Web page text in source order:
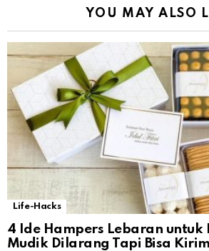
YOU MAY ALSO
Life-Hacks
4 Ide Hampers Lebaran untuk
Mudik Dilarang Tapi Bisa